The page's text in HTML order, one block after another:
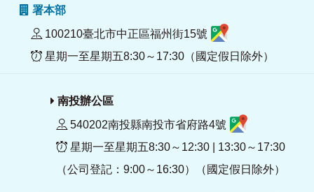
署本部
100210臺北市中正區福州街15號
星期一至星期五8:30～17:30（國定假日除外）
南投辦公區
540202南投縣南投市省府路4號
星期一至星期五8:30～12:30 | 13:30～17:30
（公司登記：9:00～16:30）（國定假日除外）